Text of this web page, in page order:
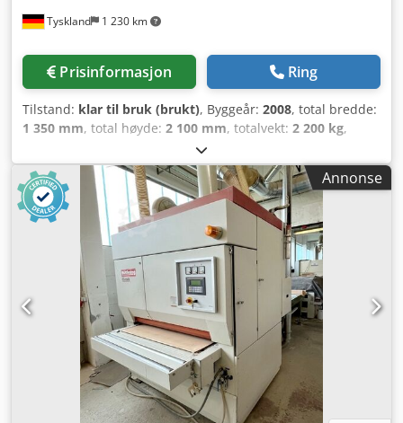
kuttekvalitet over hele rullens lengde. Maskinen er klar til
Tyskland 1 230 km
Prisinformasjon Ring
Tilstand: klar til bruk (brukt), Byggeår: 2008, total bredde:
1 350 mm, total høyde: 2 100 mm, totalvekt: 2 200 kg,
7 000 mm
Denne Barberan PUR 46 L har en total effekt på 45,5 kW og
drives med en spenning på 400 V. Maskinens dimensjoner
er ca. 7000 × 1350 × 2100 mm, og vekten er rundt 2200 kg.
Hvis du er på utkikk etter en høykvalitets
lamineringsmaskin, bør du vurdere Barberan PUR 46 L,
som vi tilbyr for salg. Kontakt oss for ytterligere detaljer om
denne maskinen. • Total effekt: 45,5 kW • Driftsspenning:
400 V • Arbeidsspenning: 110 V • Strømtype: AC • Frekvens:
50 Hz • Beskyttelsesklasse motor: IP55 • Lufttrykk: 6 bar •
Luftforbruk (primer): 100 NL/min • Luftforbruk: 40 NL/min •
Utsugsdiameter: Ø100 mm • Luftgjennomstrømning: 700
m³/t Tilleggsutstyr Cedjyz Tgmjpfx Aktsrf • Forvarmer: ca.
200 kg; dimensjoner ca. 1050 × 820 × 1830 mm •
Flammebehandlingsenhet med ozonfilter: ca. 500 kg
Annonse